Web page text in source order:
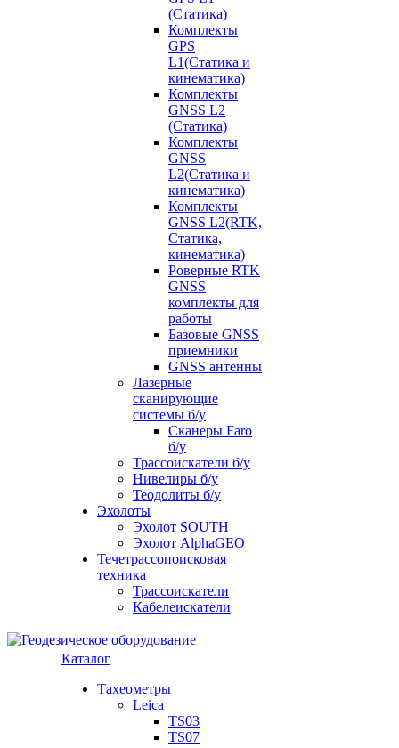
(Статика)
Комплекты
GPS
L1(Статика и
кинематика)
Комплекты
GNSS L2
(Статика)
Комплекты
GNSS
L2(Статика и
кинематика)
Комплекты
GNSS L2(RTK,
Статика,
кинематика)
Роверные RTK
GNSS
комплекты для
работы
Базовые GNSS
приемники
GNSS антенны
Лазерные
сканирующие
системы б/у
Сканеры Faro
б/у
Трассоискатели б/у
Нивелиры б/у
Теодолиты б/у
Эхолоты
Эхолот SOUTH
Эхолот AlphaGEO
Течетрассопоисковая
техника
Трассоискатели
Кабелеискатели
Каталог
Тахеометры
Leica
TS03
TS07